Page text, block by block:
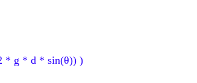
* g * d * sin(θ)) )
só com as melhores seleções
seria um torneio…